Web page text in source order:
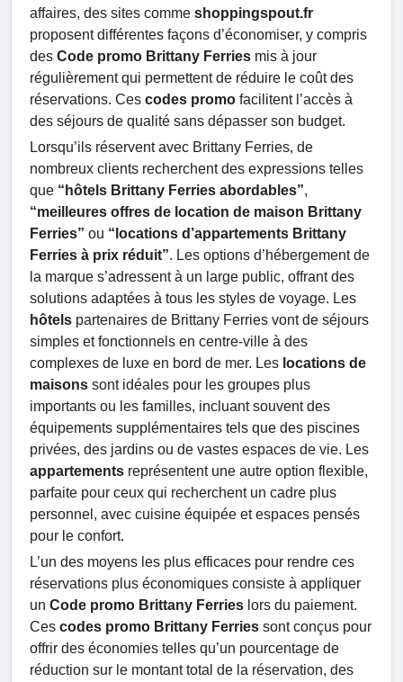
affaires, des sites comme shoppingspout.fr
proposent différentes façons d’économiser, y compris
des Code promo Brittany Ferries mis à jour
régulièrement qui permettent de réduire le coût des
réservations. Ces codes promo facilitent l’accès à
des séjours de qualité sans dépasser son budget.
Lorsqu’ils réservent avec Brittany Ferries, de
nombreux clients recherchent des expressions telles
que “hôtels Brittany Ferries abordables”,
“meilleures offres de location de maison Brittany
Ferries” ou “locations d’appartements Brittany
Ferries à prix réduit”. Les options d’hébergement de
la marque s’adressent à un large public, offrant des
solutions adaptées à tous les styles de voyage. Les
hôtels partenaires de Brittany Ferries vont de séjours
simples et fonctionnels en centre-ville à des
complexes de luxe en bord de mer. Les locations de
maisons sont idéales pour les groupes plus
importants ou les familles, incluant souvent des
équipements supplémentaires tels que des piscines
privées, des jardins ou de vastes espaces de vie. Les
appartements représentent une autre option flexible,
parfaite pour ceux qui recherchent un cadre plus
personnel, avec cuisine équipée et espaces pensés
pour le confort.
L’un des moyens les plus efficaces pour rendre ces
réservations plus économiques consiste à appliquer
un Code promo Brittany Ferries lors du paiement.
Ces codes promo Brittany Ferries sont conçus pour
offrir des économies telles qu’un pourcentage de
réduction sur le montant total de la réservation, des